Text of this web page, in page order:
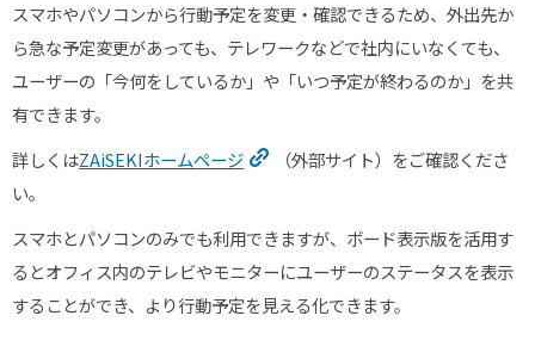
スマホやパソコンから行動予定を変更・確認できるため、外出先か
ら急な予定変更があっても、テレワークなどで社内にいなくても、
ユーザーの「今何をしているか」や「いつ予定が終わるのか」を共
有できます。
詳しくはZAiSEKIホームページ
（外部サイト）をご確認くださ
い。
スマホとパソコンのみでも利用できますが、ボード表示版を活用す
るとオフィス内のテレビやモニターにユーザーのステータスを表示
することができ、より行動予定を見える化できます。